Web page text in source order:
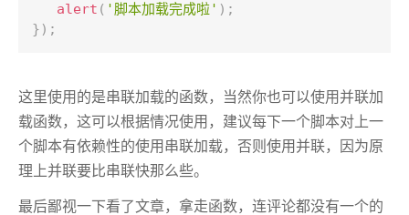
alert ( '脚本加载完成啦' ) ;
} ) ;
这里使用的是串联加载的函数，当然你也可以使用并联加
载函数，这可以根据情况使用，建议每下一个脚本对上一
个脚本有依赖性的使用串联加载，否则使用并联，因为原
理上并联要比串联快那么些。
最后鄙视一下看了文章，拿走函数，连评论都没有一个的